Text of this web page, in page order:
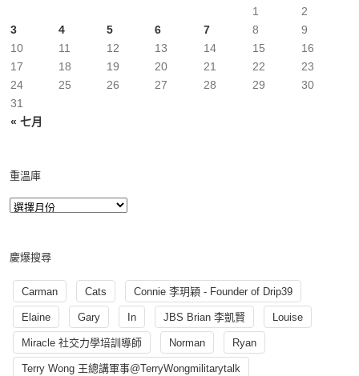
« 七月
1
2
3
4 5 6 7 8
9
10
11 12 13 14 15
16
17
18 19 20 21 22
23
24
25 26 27 28 29
30
31
重溫庫
慶爆搜尋
Carman Cats Connie 李玥穎 - Founder of Drip39
Elaine Gary In JBS Brian 李凱賢 Louise
Miracle 社交力學培訓導師 Norman Ryan
Terry Wong 王總講軍事@TerryWongmilitarytalk